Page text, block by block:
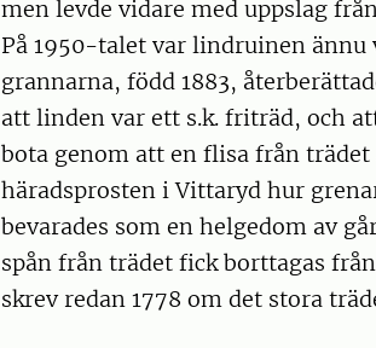
men levde vidare med uppslag
På 1950-talet var lindruinen
grannarna, född 1883,
att linden var ett s.k. friträd, och
bota genom att en flisa från trädet
häradsprosten i Vittaryd hur
bevarades som en helgedom av
spån från trädet fick borttagas
skrev redan 1778 om det stora